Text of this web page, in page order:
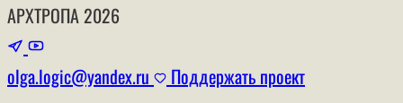
АРХТРОПА 2026
olga.logic@yandex.ru Поддержать проект